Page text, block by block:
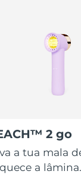
2 go
a tua mala
a